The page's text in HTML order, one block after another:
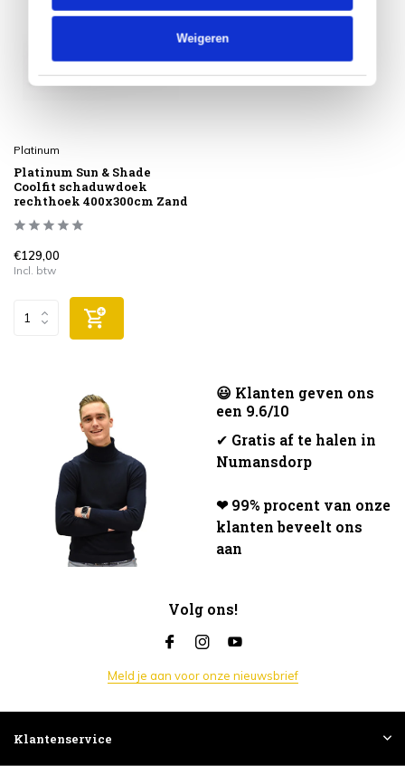
Weigeren
Platinum
Platinum Sun & Shade
Coolfit schaduwdoek
rechthoek 400x300cm Zand
€129,00
Incl. btw
😃 Klanten geven ons
een 9.6/10
✔ Gratis af te halen in
Numansdorp
❤ 99% procent van onze
klanten beveelt ons
aan
Volg ons!
Meld je aan voor onze nieuwsbrief
Klantenservice